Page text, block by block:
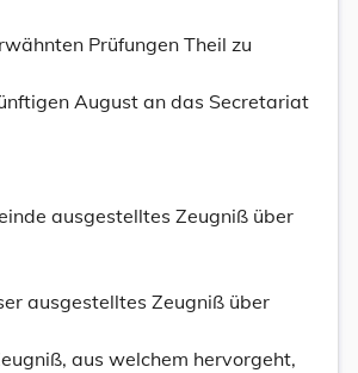
Prüfungen Theil zu
August an das Secretariat
ausgestelltes Zeugniß über
ausgestelltes Zeugniß über
aus welchem hervorgeht,